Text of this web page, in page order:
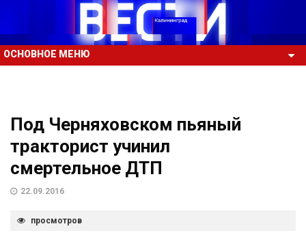
ОСНОВНОЕ МЕНЮ
Под Черняховском пьяный
тракторист учинил
смертельное ДТП
22.09.2016
просмотров